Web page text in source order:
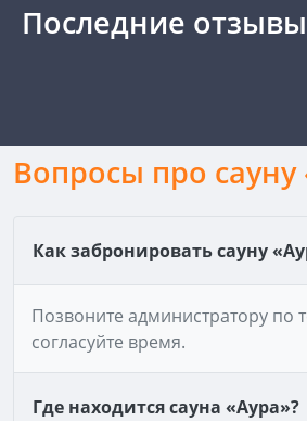
Последние отзывы
Вопросы про сауну
Как забронировать сауну
Позвоните администратору по
согласуйте время.
Где находится сауна «Аура»?